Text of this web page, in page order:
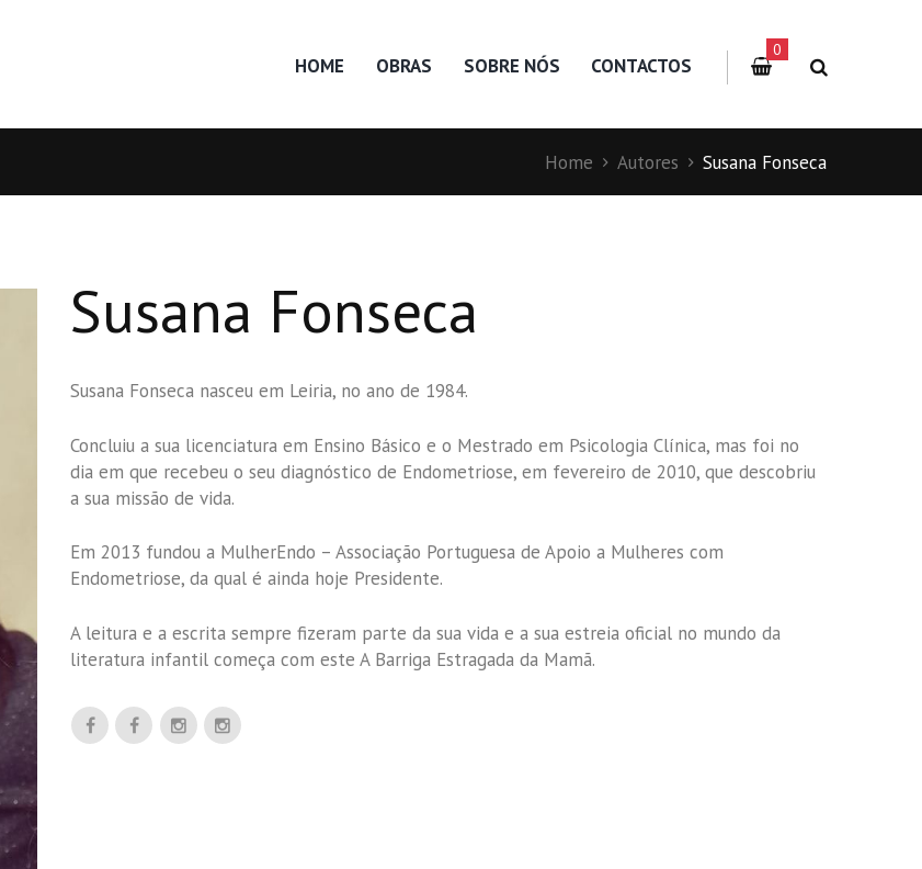
HOME OBRAS SOBRE NÓS CONTACTOS
0
Home Autores Susana Fonseca
Susana Fonseca
Susana Fonseca nasceu em Leiria, no ano de 1984.
Concluiu a sua licenciatura em Ensino Básico e o Mestrado em Psicologia Clínica, mas foi no
dia em que recebeu o seu diagnóstico de Endometriose, em fevereiro de 2010, que descobriu
a sua missão de vida.
Em 2013 fundou a MulherEndo – Associação Portuguesa de Apoio a Mulheres com
Endometriose, da qual é ainda hoje Presidente.
A leitura e a escrita sempre fizeram parte da sua vida e a sua estreia oficial no mundo da
literatura infantil começa com este A Barriga Estragada da Mamã.